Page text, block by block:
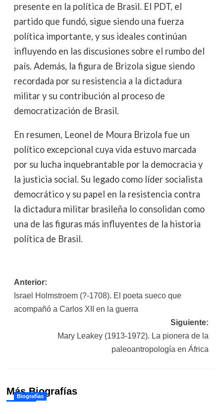
presente en la política de Brasil. El PDT, el
partido que fundó, sigue siendo una fuerza
política importante, y sus ideales continúan
influyendo en las discusiones sobre el rumbo del
país. Además, la figura de Brizola sigue siendo
recordada por su resistencia a la dictadura
militar y su contribución al proceso de
democratización de Brasil.
En resumen, Leonel de Moura Brizola fue un
político excepcional cuya vida estuvo marcada
por su lucha inquebrantable por la democracia y
la justicia social. Su legado como líder socialista
democrático y su papel en la resistencia contra
la dictadura militar brasileña lo consolidan como
una de las figuras más influyentes de la historia
política de Brasil.
Navegación
de
entradas
Anterior:
Israel Holmstroem (?-1708). El poeta sueco que
acompañó a Carlos XII en la guerra
Siguiente:
Mary Leakey (1913-1972). La pionera de la
paleoantropología en África
Más Biografías
Biografías